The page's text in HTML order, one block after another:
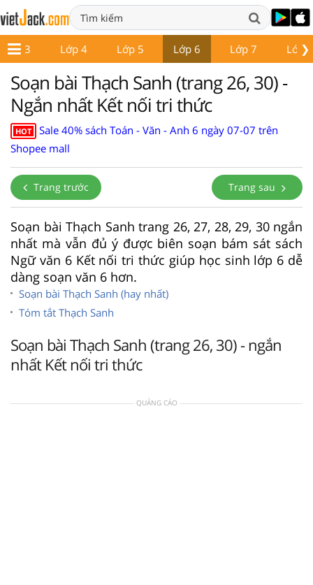
❯
Lớp 3 Lớp 4 Lớp 5 Lớp 6 Lớp 7 Lớp 8
Soạn bài Thạch Sanh (trang 26, 30) -
Ngắn nhất Kết nối tri thức
HOT
Sale 40% sách Toán - Văn - Anh 6 ngày 07-07 trên
Shopee mall
Trang trước Trang sau
Soạn bài Thạch Sanh trang 26, 27, 28, 29, 30 ngắn
nhất mà vẫn đủ ý được biên soạn bám sát sách
Ngữ văn 6 Kết nối tri thức giúp học sinh lớp 6 dễ
dàng soạn văn 6 hơn.
Soạn bài Thạch Sanh (hay nhất)
Tóm tắt Thạch Sanh
Soạn bài Thạch Sanh (trang 26, 30) - ngắn
nhất Kết nối tri thức
QUẢNG CÁO